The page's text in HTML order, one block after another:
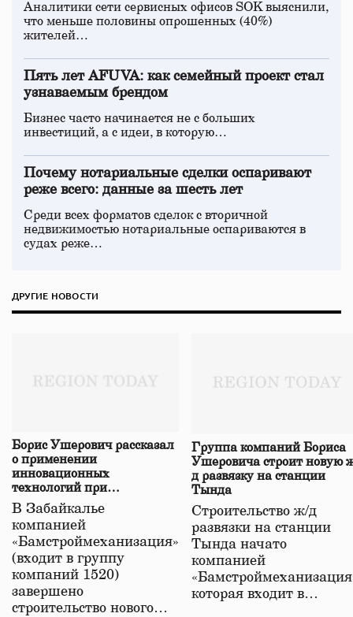
Аналитики сети сервисных офисов SOK выяснили,
что меньше половины опрошенных (40%)
жителей…
Пять лет AFUVA: как семейный проект стал
узнаваемым брендом
Бизнес часто начинается не с больших
инвестиций, а с идеи, в которую…
Почему нотариальные сделки оспаривают
реже всего: данные за шесть лет
Среди всех форматов сделок с вторичной
недвижимостью нотариальные оспариваются в
судах реже…
ДРУГИЕ НОВОСТИ
Борис Ушерович рассказал
о применении
инновационных
технологий при
строительстве нового моста
в Забайкалье
В Забайкалье
компанией
«Бамстроймеханизация»
(входит в группу
компаний 1520)
завершено
строительство нового…
Группа компаний Бориса
Ушеровича строит новую
д развязку на станции
Тында
Строительство ж/д
развязки на станции
Тында начато
компанией
которая входит в…